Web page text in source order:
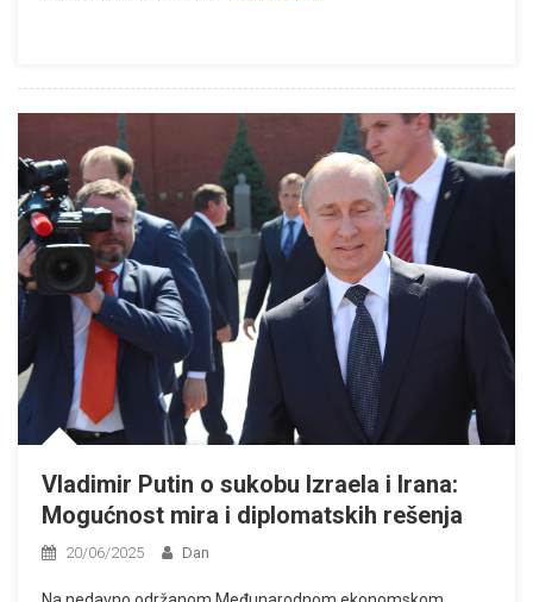
Vladimir Putin o sukobu Izraela i Irana:
Mogućnost mira i diplomatskih rešenja
20/06/2025 Dan